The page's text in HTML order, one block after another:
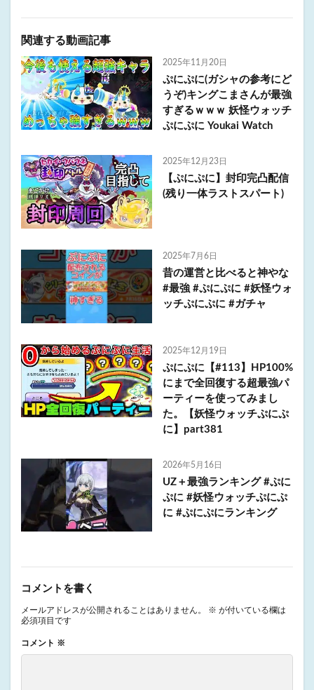
関連する動画記事
2025年11月20日
ぷにぷに(ガシャの参考にど
うぞ)キングこまさんが最強
すぎるｗｗｗ 妖怪ウォッチ
ぷにぷに Youkai Watch
2025年12月23日
【ぷにぷに】封印完凸配信
(残り一体ラストスパート)
2025年7月6日
昔の運営と比べると神やな
#最強 #ぷにぷに #妖怪ウォ
ッチぷにぷに #ガチャ
2025年12月19日
ぷにぷに【#113】HP100%
にまで全回復する超最強パ
ーティーを使ってみまし
た。【妖怪ウォッチぷにぷ
に】part381
2026年5月16日
UZ＋最強ランキング #ぷに
ぷに #妖怪ウォッチぷにぷ
に #ぷにぷにランキング
コメントを書く
メールアドレスが公開されることはありません。 ※ が付いている欄は
必須項目です
コメント ※